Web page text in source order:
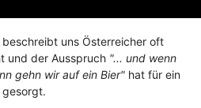
uns Österreicher oft
und der Ausspruch "... und wenn
gehn wir auf ein Bier"hat für ein
gesorgt.